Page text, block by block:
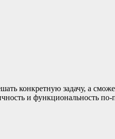
конкретную задачу, а
и функциональность